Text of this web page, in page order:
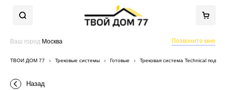
Ваш город Москва Позвоните мне
ТВОЙ ДОМ 77 Трековые системы Готовые Трековая система Technical
Назад